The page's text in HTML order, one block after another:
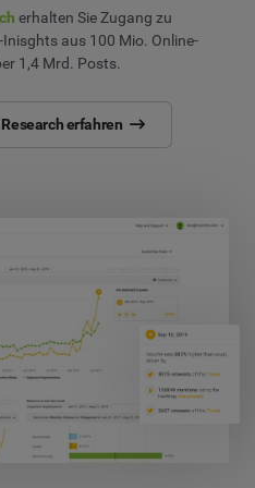
erhalten Sie Zugang zu
aus 100 Mio. Online-
1,4 Mrd. Posts.
erfahren